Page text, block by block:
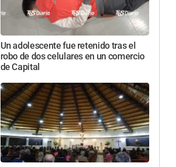
Un adolescente fue retenido tras el
robo de dos celulares en un comercio
de Capital